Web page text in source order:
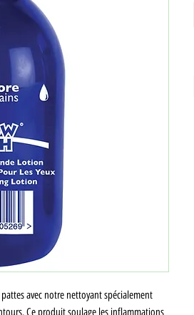
avec notre nettoyant spécialement
Ce produit soulage les inflammations